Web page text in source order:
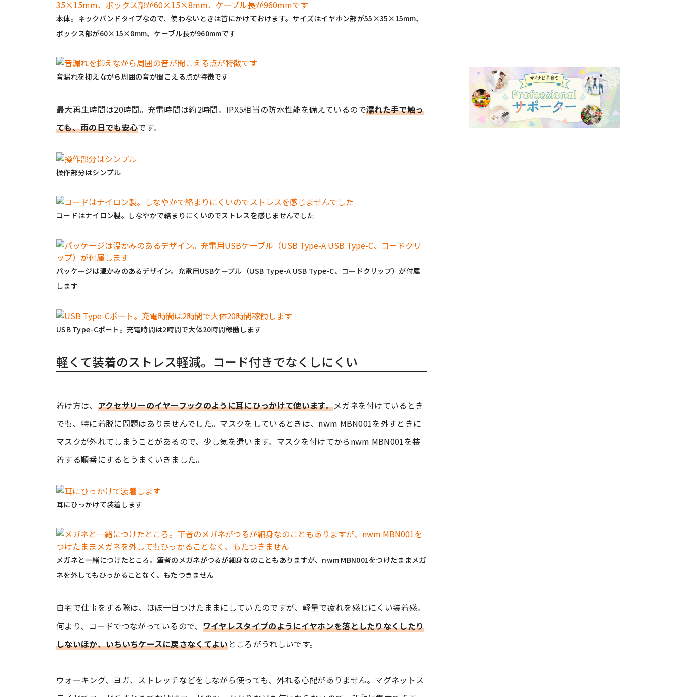
本体。ネックバンドタイプなので、使わないときは首にかけておけます。サイズはイヤホン部が55×35×15mm、
ボックス部が60×15×8mm、ケーブル長が960mmです
音漏れを抑えながら周囲の音が聞こえる点が特徴です
最大再生時間は20時間。充電時間は約2時間。IPX5相当の防水性能を備えているので濡れた手で触っ
ても、雨の日でも安心です。
操作部分はシンプル
コードはナイロン製。しなやかで絡まりにくいのでストレスを感じませんでした
パッケージは温かみのあるデザイン。充電用USBケーブル（USB Type-A USB Type-C、コードクリップ）が付属
します
USB Type-Cポート。充電時間は2時間で大体20時間稼働します
軽くて装着のストレス軽減。コード付きでなくしにくい
着け方は、 アクセサリーのイヤーフックのように耳にひっかけて使います。メガネを付けているとき
でも、特に着脱に問題はありませんでした。マスクをしているときは、nwm MBN001を外すときに
マスクが外れてしまうことがあるので、少し気を遣います。マスクを付けてからnwm MBN001を装
着する順番にするとうまくいきました。
耳にひっかけて装着します
メガネと一緒につけたところ。筆者のメガネがつるが細身なのこともありますが、nwm MBN001をつけたままメガ
ネを外してもひっかることなく、もたつきません
自宅で仕事をする際は、ほぼ一日つけたままにしていたのですが、軽量で疲れを感じにくい装着感。
何より、コードでつながっているので、 ワイヤレスタイプのようにイヤホンを落としたりなくしたり
しないほか、いちいちケースに戻さなくてよいところがうれしいです。
ウォーキング、ヨガ、ストレッチなどをしながら使っても、外れる心配がありません。マグネットス